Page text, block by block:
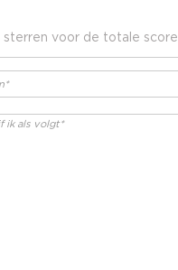
sterren voor de totale score